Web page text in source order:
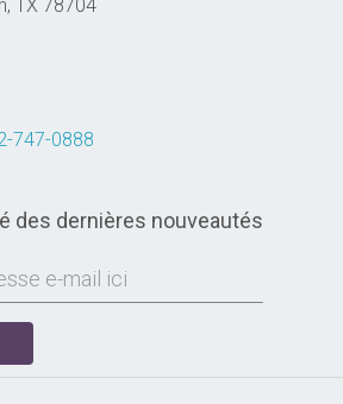
TX 78704
747-0888
des dernières nouveautés